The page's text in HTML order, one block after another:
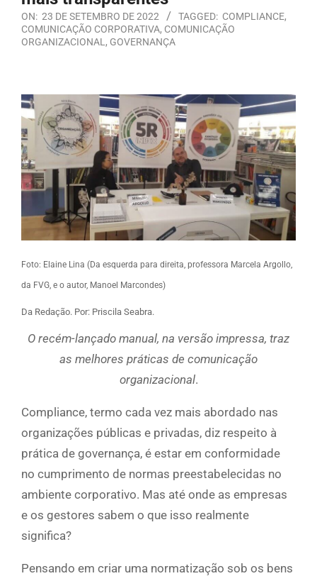
ON: 23 DE SETEMBRO DE 2022 TAGGED: COMPLIANCE,
COMUNICAÇÃO CORPORATIVA, COMUNICAÇÃO
ORGANIZACIONAL , GOVERNANÇA
Foto: Elaine Lina (Da esquerda para direita, professora Marcela Argollo,
da FVG, e o autor, Manoel Marcondes)
Da Redação. Por: Priscila Seabra.
O recém-lançado manual, na versão impressa, traz
as melhores práticas de comunicação
organizacional.
Compliance, termo cada vez mais abordado nas
organizações públicas e privadas, diz respeito à
prática de governança, é estar em conformidade
no cumprimento de normas preestabelecidas no
ambiente corporativo. Mas até onde as empresas
e os gestores sabem o que isso realmente
significa?
Pensando em criar uma normatização sob os bens